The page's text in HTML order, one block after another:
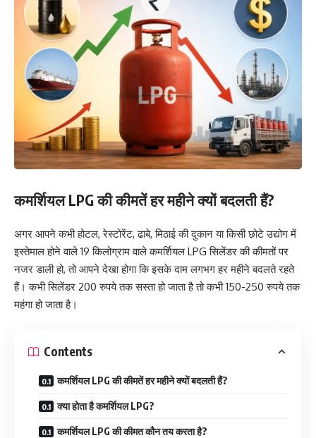
कमर्शियल LPG की कीमतें हर महीने क्यों बदलती हैं?
अगर आपने कभी होटल, रेस्टोरेंट, ढाबे, मिठाई की दुकान या किसी छोटे उद्योग में
इस्तेमाल होने वाले 19 किलोग्राम वाले कमर्शियल LPG सिलेंडर की कीमतों पर
नजर डाली हो, तो आपने देखा होगा कि इसके दाम लगभग हर महीने बदलते रहते
हैं। कभी सिलेंडर 200 रुपये तक सस्ता हो जाता है तो कभी 150-250 रुपये तक
महंगा हो जाता है।
Contents
कमर्शियल LPG की कीमतें हर महीने क्यों बदलती हैं?
क्या होता है कमर्शियल LPG?
कमर्शियल LPG की कीमत कौन तय करता है?